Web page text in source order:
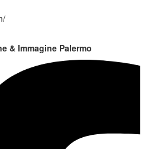
& Immagine Palermo